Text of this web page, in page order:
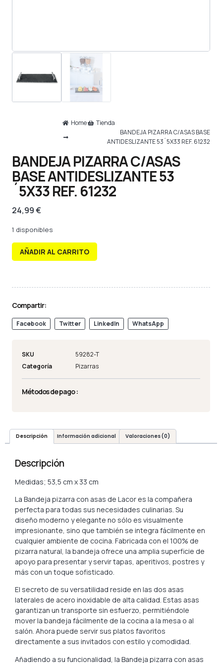
Home
Tienda
BANDEJA PIZARRA C/ASAS BASE
ANTIDESLIZANTE 53´5X33 REF. 61232
BANDEJA PIZARRA C/ASAS
BASE ANTIDESLIZANTE 53
´5X33 REF. 61232
24,99€
1 disponibles
AÑADIR AL CARRITO
Compartir:
Facebook Twitter LinkedIn WhatsApp
SKU
59282-T
Categoría
Pizarras
Métodos de pago :
Descripción Información adicional Valoraciones (0)
Descripción
Medidas; 53,5 cm x 33 cm
La Bandeja pizarra con asas de Lacor es la compañera
perfecta para todas sus necesidades culinarias. Su
diseño moderno y elegante no sólo es visualmente
impresionante, sino que también se integra fácilmente en
cualquier ambiente de cocina. Fabricada con el 100% de
pizarra natural, la bandeja ofrece una amplia superficie de
apoyo para presentar y servir tapas, aperitivos, postres y
más con un toque sofisticado.
El secreto de su versatilidad reside en las dos asas
laterales de acero inoxidable de alta calidad. Estas asas
garantizan un transporte sin esfuerzo, permitiéndole
mover la bandeja fácilmente de la cocina a la mesa o al
salón. Ahora puede servir sus platos favoritos
directamente a sus invitados con estilo y comodidad.
Añadiendo a su funcionalidad, la Bandeja pizarra con asas